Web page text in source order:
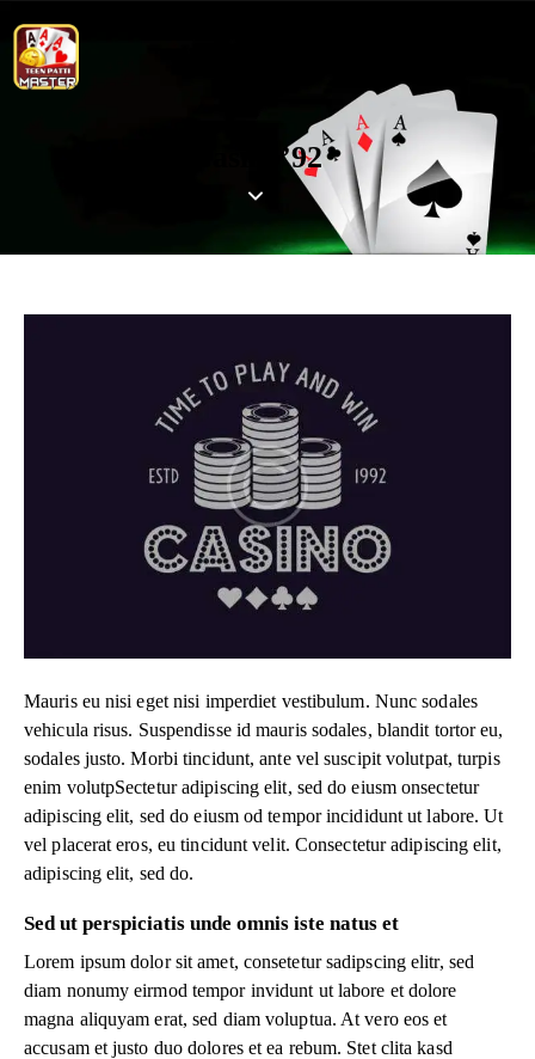
Casino’92
Mauris eu nisi eget nisi imperdiet vestibulum. Nunc sodales
vehicula risus. Suspendisse id mauris sodales, blandit tortor eu,
sodales justo. Morbi tincidunt, ante vel suscipit volutpat, turpis
enim volutpSectetur adipiscing elit, sed do eiusm onsectetur
adipiscing elit, sed do eiusm od tempor incididunt ut labore. Ut
vel placerat eros, eu tincidunt velit. Consectetur adipiscing elit,
adipiscing elit, sed do.
Sed ut perspiciatis unde omnis iste natus et
Lorem ipsum dolor sit amet, consetetur sadipscing elitr, sed
diam nonumy eirmod tempor invidunt ut labore et dolore
magna aliquyam erat, sed diam voluptua. At vero eos et
accusam et justo duo dolores et ea rebum. Stet clita kasd